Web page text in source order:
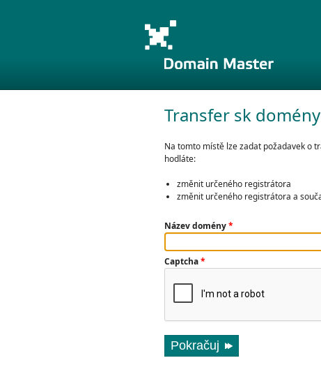
Transfer sk domény
Na tomto místě lze zadat požadavek o
hodláte:
změnit určeného registrátora
změnit určeného registrátora a
Název domény*
Captcha*
Pokračuj